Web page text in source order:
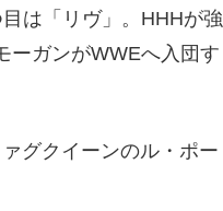
は「リヴ」。HHHが強
ーガンがWWEへ入団す
グクイーンのル・ポー